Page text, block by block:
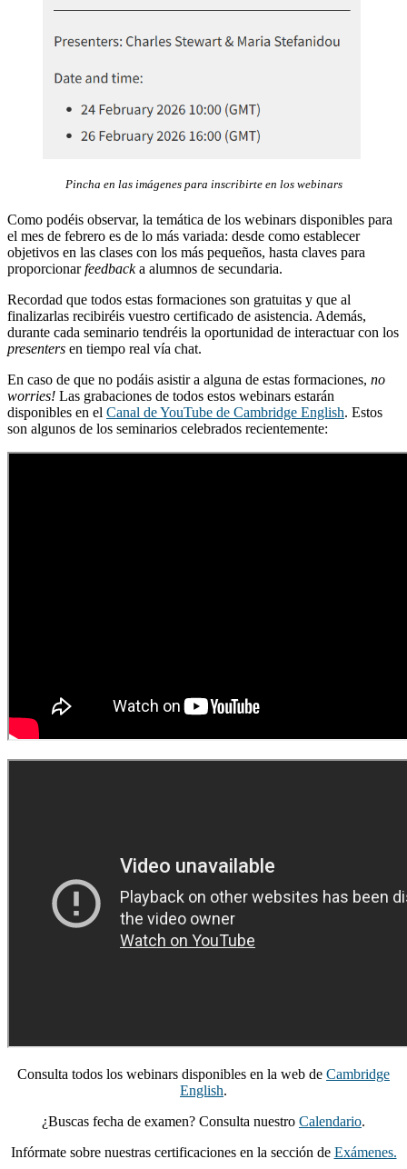
Pincha en las imágenes para inscribirte en los webinars
Como podéis observar, la temática de los webinars disponibles para
el mes de febrero es de lo más variada: desde como establecer
objetivos en las clases con los más pequeños, hasta claves para
proporcionarfeedbacka alumnos de secundaria.
Recordad que todos estas formaciones son gratuitas y que al
finalizarlas recibiréis vuestro certificado de asistencia. Además,
durante cada seminario tendréis la oportunidad de interactuar con los
presenters en tiempo real vía chat.
En caso de que no podáis asistir a alguna de estas formaciones, no
worries! Las grabaciones de todos estos webinars estarán
disponibles en el Canal de YouTube de Cambridge English. Estos
son algunos de los seminarios celebrados recientemente:
Consulta todos los webinars disponibles en la web de Cambridge
English.
¿Buscas fecha de examen? Consulta nuestro Calendario.
Infórmate sobre nuestras certificaciones en la sección de Exámenes.